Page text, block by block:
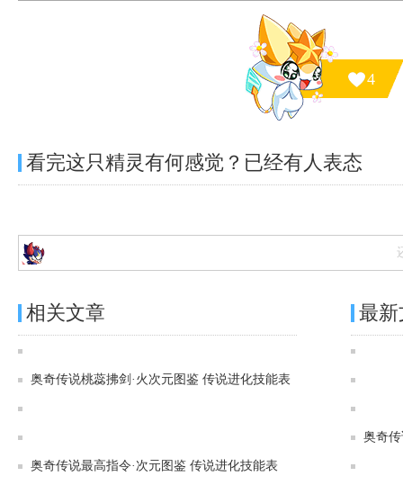
4
看完这只精灵有何感觉？已经有人表态
相关文章
奥奇传说桃蕊拂剑·火次元图鉴 传说进化技能表
奥奇传说最高指令·次元图鉴 传说进化技能表
最
奥奇